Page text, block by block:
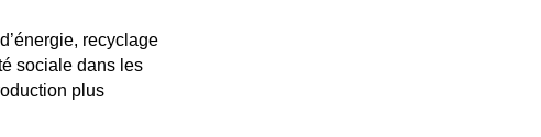
recyclage
sociale dans les
plus